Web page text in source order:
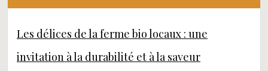
Les délices de la ferme bio locaux : une
invitation à la durabilité et à la saveur